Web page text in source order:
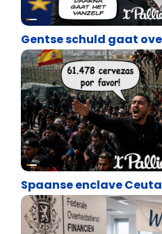
Satire
Gentse schuld gaat
Satire
Spaanse enclave